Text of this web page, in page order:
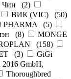
Чин (2)
ВИК (VIC) (50)
PHARMA (5)
(8)
MONGE
(158)
(3)
GiGi
2016 GmbH,
Thoroughbred